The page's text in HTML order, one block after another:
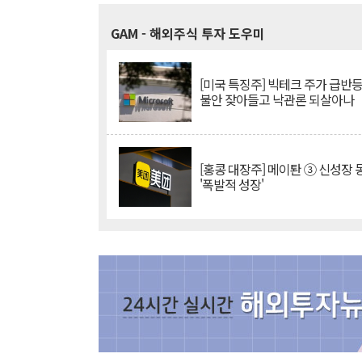
GAM - 해외주식 투자 도우미
[미국 특징주] 빅테크 주가 급반
불안 잦아들고 낙관론 되살아나
[홍콩 대장주] 메이퇀 ③ 신성장
'폭발적 성장'